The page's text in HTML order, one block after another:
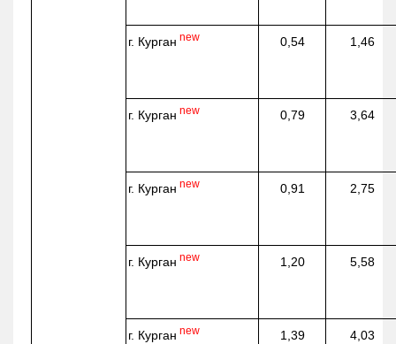
г. Курган new 0,54 1,46
г. Курган new 0,79 3,64
г. Курган new 0,91 2,75
г. Курган new 1,20 5,58
г. Курган new 1,39 4,03